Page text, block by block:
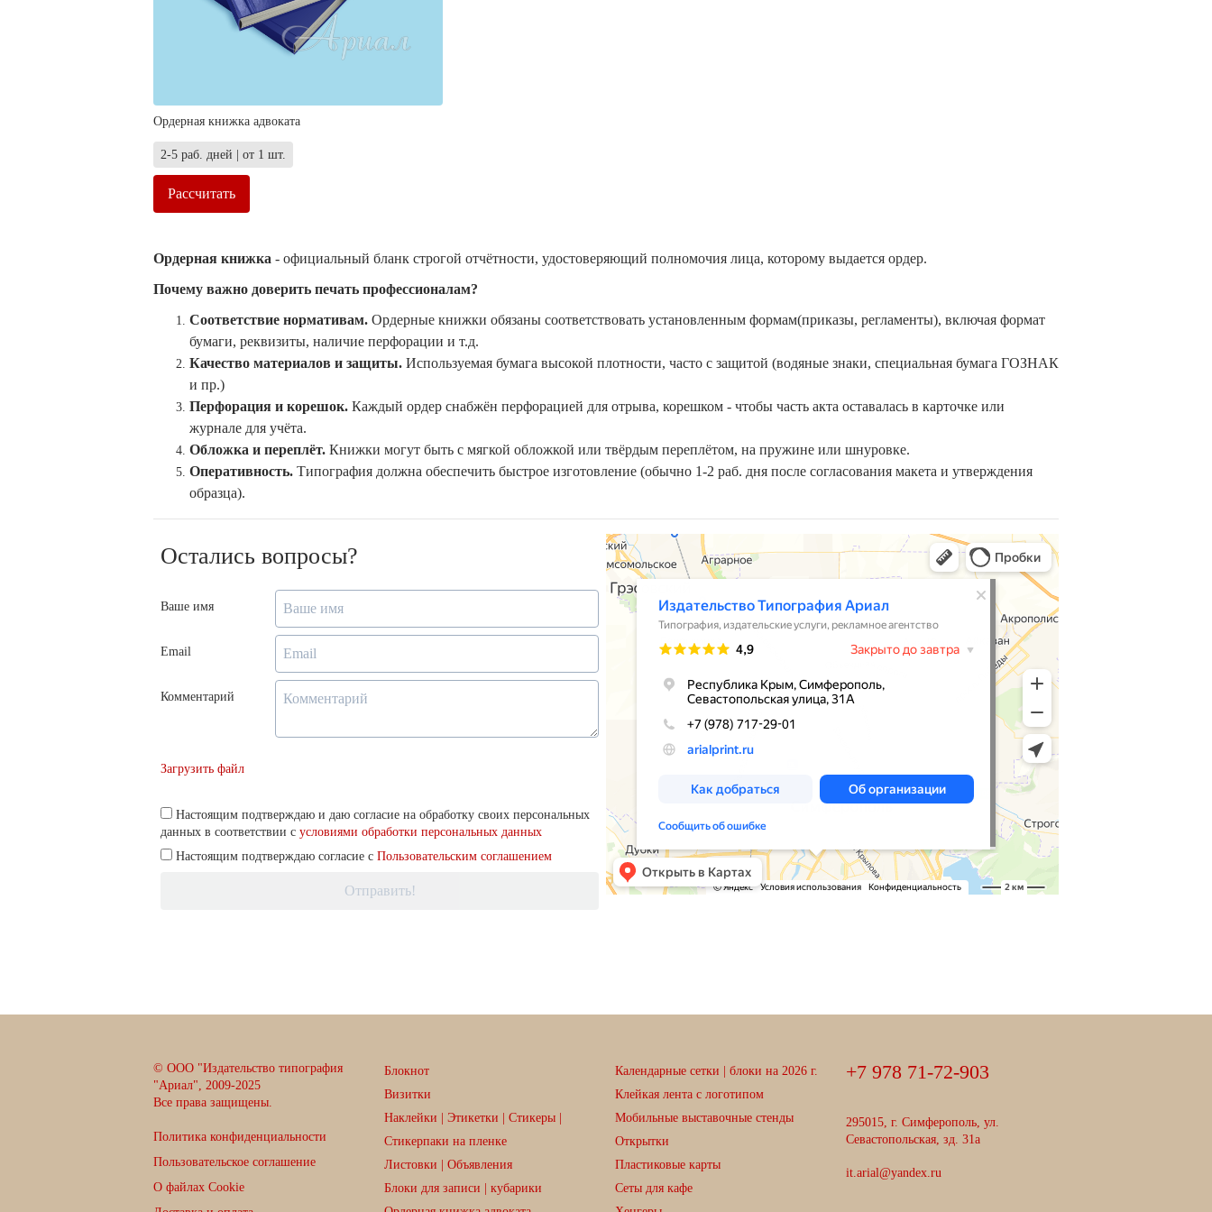
Ордерная книжка адвоката
2-5 раб. дней | от 1 шт.
Рассчитать
Ордерная книжка - официальный бланк строгой отчётности, удостоверяющий полномочия лица, которому выдается ордер.
Почему важно доверить печать профессионалам?
Соответствие нормативам. Ордерные книжки обязаны соответствовать установленным формам(приказы, регламенты), включая формат
бумаги, реквизиты, наличие перфорации и т.д.
Качество материалов и защиты. Используемая бумага высокой плотности, часто с защитой (водяные знаки, специальная бумага ГОЗНАК
и пр.)
Перфорация и корешок. Каждый ордер снабжён перфорацией для отрыва, корешком - чтобы часть акта оставалась в карточке или
журнале для учёта.
Обложка и переплёт. Книжки могут быть с мягкой обложкой или твёрдым переплётом, на пружине или шнуровке.
Оперативность. Типография должна обеспечить быстрое изготовление (обычно 1-2 раб. дня после согласования макета и утверждения
образца).
Остались вопросы?
Ваше имя
Email
Комментарий
Загрузить файл
Настоящим подтверждаю и даю согласие на обработку своих персональных
данных в соответствии с условиями обработки персональных данных
Настоящим подтверждаю согласие с Пользовательским соглашением
Отправить!
© ООО "Издательство типография
"Ариал", 2009-2025
Все права защищены.
Политика конфиденциальности
Пользовательское соглашение
О файлах Cookie
Блокнот
Визитки
Наклейки | Этикетки | Стикеры |
Стикерпаки на пленке
Листовки | Объявления
Блоки для записи | кубарики
Календарные сетки | блоки на 2026 г.
Клейкая лента с логотипом
Мобильные выставочные стенды
Открытки
Пластиковые карты
Сеты для кафе
+7 978 71-72-903
295015, г. Симферополь, ул.
Севастопольская, зд. 31а
it.arial@yandex.ru